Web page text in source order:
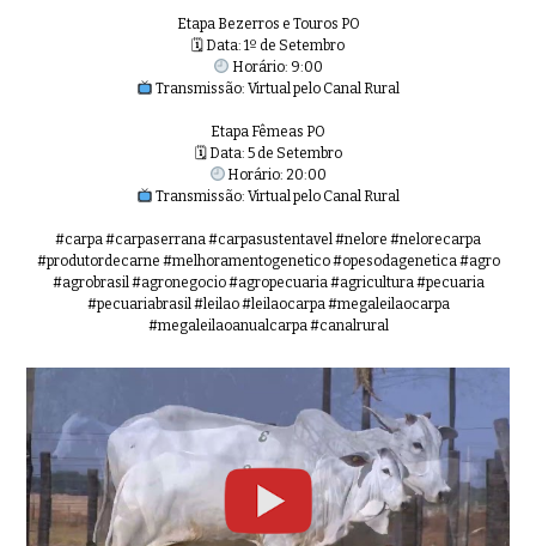
Etapa Bezerros e Touros PO
🗓 Data: 1º de Setembro
Horário: 9:00
Transmissão: Virtual pelo Canal Rural
Etapa Fêmeas PO
🗓 Data: 5 de Setembro
Horário: 20:00
Transmissão: Virtual pelo Canal Rural
#carpa #carpaserrana #carpasustentavel #nelore #nelorecarpa
#produtordecarne #melhoramentogenetico #opesodagenetica #agro
#agrobrasil #agronegocio #agropecuaria #agricultura #pecuaria
#pecuariabrasil #leilao #leilaocarpa #megaleilaocarpa
#megaleilaoanualcarpa #canalrural